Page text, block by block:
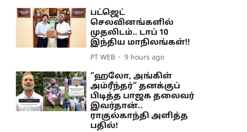
பட்ஜெட்
செலவினங்களில்
முதலிடம்.. டாப் 10
இந்திய மாநிலங்கள்!!
PT WEB 9 hours ago
“ஹலோ, அங்கிள்
அம்ரீந்தர்” தனக்குப்
பிடித்த பாஜக தலைவர்
இவர்தான்..
ராகுல்காந்தி அளித்த
பதில்!